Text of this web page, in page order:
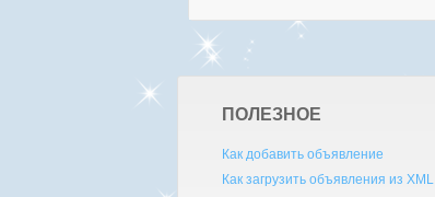
ПОЛЕЗНОЕ
Как добавить объявление
Как загрузить объявления из XML